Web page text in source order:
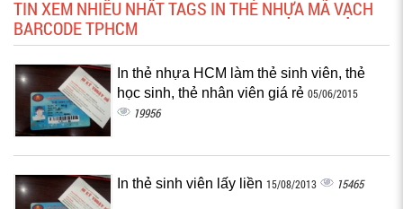
TIN XEM NHIỀU NHẤT TAGS IN THẺ NHỰA MÃ VẠCH
BARCODE TPHCM
In thẻ nhựa HCM làm thẻ sinh viên, thẻ
học sinh, thẻ nhân viên giá rẻ 05/06/2015
19956
In thẻ sinh viên lấy liền 15/08/2013 15465